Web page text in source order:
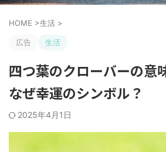
HOME >生活 >
広告 生活
四つ葉のクローバーの意
なぜ幸運のシンボル？
2025年4月1日